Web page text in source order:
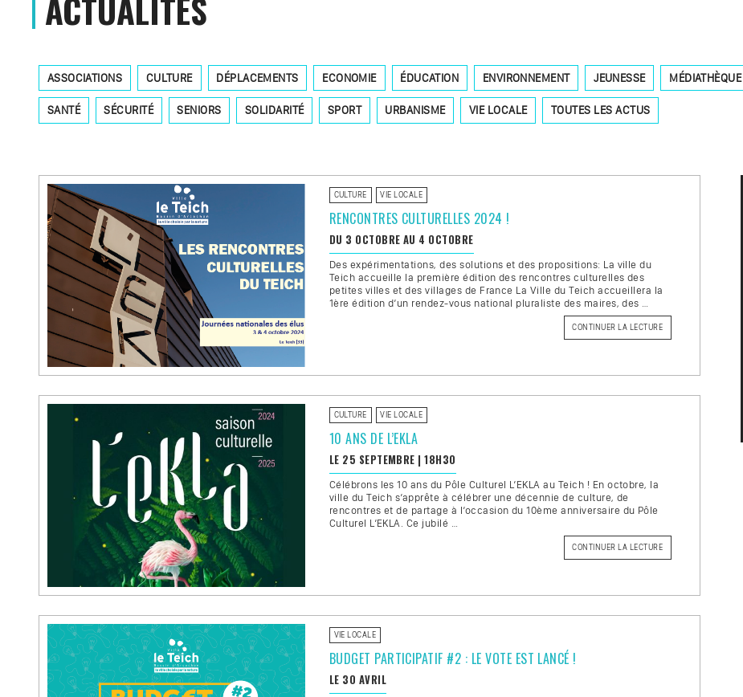
ASSOCIATIONS CULTURE DÉPLACEMENTS ECONOMIE ÉDUCATION ENVIRONNEMENT JEUNESSE MÉDIATHÈQUE
SANTÉ SÉCURITÉ SENIORS SOLIDARITÉ SPORT URBANISME VIE LOCALE TOUTES LES ACTUS
CULTURE VIE LOCALE
RENCONTRES CULTURELLES 2024 !
DU 3 OCTOBRE AU 4 OCTOBRE
Des expérimentations, des solutions et des propositions: La ville du
Teich accueille la première édition des rencontres culturelles des
petites villes et des villages de France La Ville du Teich accueillera la
1ère édition d’un rendez-vous national pluraliste des maires, des …
CONTINUER LA LECTURE
« RENCONTRES
CULTURE VIE LOCALE
10 ANS DE L’EKLA
LE 25 SEPTEMBRE |18H30
Célébrons les 10 ans du Pôle Culturel L’EKLA au Teich ! En octobre, la
ville du Teich s’apprête à célébrer une décennie de culture, de
rencontres et de partage à l’occasion du 10ème anniversaire du Pôle
Culturel L’EKLA. Ce jubilé …
CONTINUER LA LECTURE
« 10
VIE LOCALE
BUDGET PARTICIPATIF #2 : LE VOTE EST LANCÉ !
LE 30 AVRIL